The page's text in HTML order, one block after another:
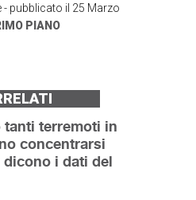
- pubblicato il 25 Marzo
PIANO
tanti terremoti in
concentrarsi
dicono i dati del